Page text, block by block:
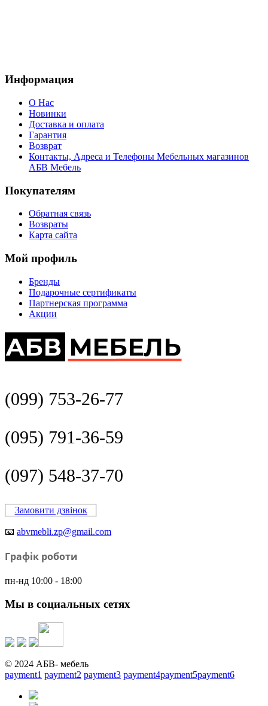
Информация
О Нас
Новинки
Доставка и оплата
Гарантия
Возврат
Контакты, Адреса и Телефоны Мебельных магазинов
АБВ Мебель
Покупателям
Обратная связь
Возвраты
Карта сайта
Мой профиль
Бренды
Подарочные сертификаты
Партнерская программа
Акции
(099) 753-26-77
(095) 791-36-59
(097) 548-37-70
Замовити дзвінок
📧 abvmebli.zp@gmail.com
Графік роботи
пн-нд 10:00 - 18:00
Мы в социальных сетях
© 2024 АБВ- мебель
payment1 payment2 payment3 payment4payment5payment6